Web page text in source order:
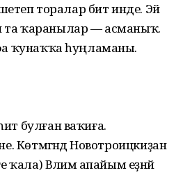
торалар бит инде. Эй
та ҡаранылар — асманыҡ.
ҡунаҡҡа һуңламаны.
булған ваҡиға.
Көтмәгәндә Новотроицкиҙан
ҡала) Вәлимә апайым еҙнәй